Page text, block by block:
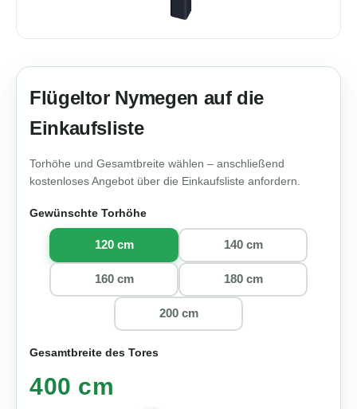
Flügeltor Nymegen auf die
Einkaufsliste
Torhöhe und Gesamtbreite wählen – anschließend
kostenloses Angebot über die Einkaufsliste anfordern.
Gewünschte Torhöhe
120 cm 140 cm
160 cm 180 cm
200 cm
Gesamtbreite des Tores
400 cm